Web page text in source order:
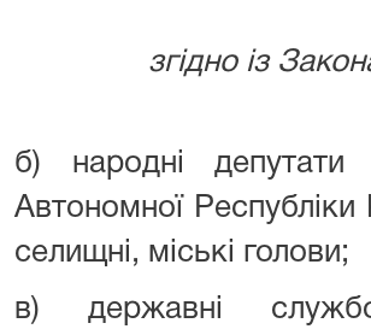
згідно із
б) народні депутати
Автономної Республіки
селищні, міські голови;
в) державні